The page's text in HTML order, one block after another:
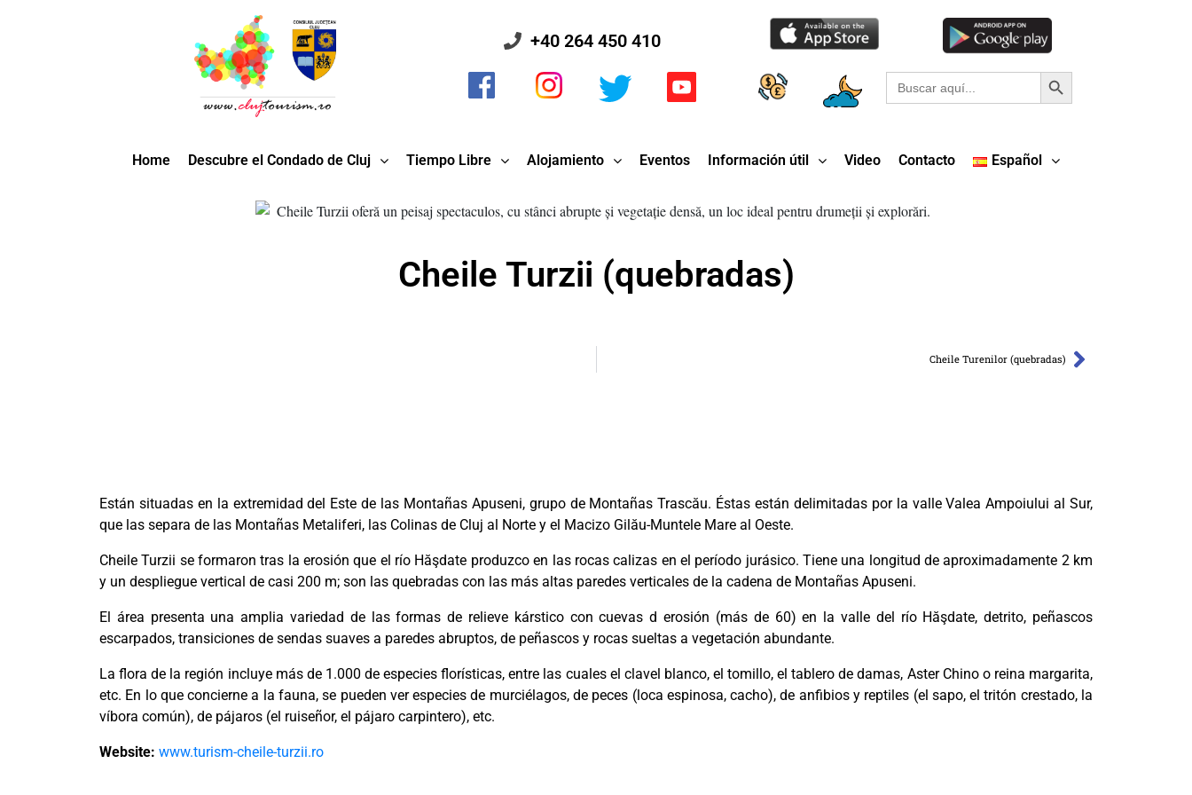
+40 264 450 410
Buscar: Botón de búsqueda
Home Descubre el Condado de Cluj Tiempo Libre Alojamiento Eventos Información útil Video Contacto Español
Cheile Turzii (quebradas)
Cheile Turenilor (quebradas)
Están situadas en la extremidad del Este de las Montañas Apuseni, grupo de Montañas Trascău. Éstas están delimitadas por la valle Valea Ampoiului al Sur,
que las separa de las Montañas Metaliferi, las Colinas de Cluj al Norte y el Macizo Gilău-Muntele Mare al Oeste.
Cheile Turzii se formaron tras la erosión que el río Hăşdate produzco en las rocas calizas en el período jurásico. Tiene una longitud de aproximadamente 2 km
y un despliegue vertical de casi 200 m; son las quebradas con las más altas paredes verticales de la cadena de Montañas Apuseni.
El área presenta una amplia variedad de las formas de relieve kárstico con cuevas d erosión (más de 60) en la valle del río Hăşdate, detrito, peñascos
escarpados, transiciones de sendas suaves a paredes abruptos, de peñascos y rocas sueltas a vegetación abundante.
La flora de la región incluye más de 1.000 de especies florísticas, entre las cuales el clavel blanco, el tomillo, el tablero de damas, Aster Chino o reina margarita,
etc. En lo que concierne a la fauna, se pueden ver especies de murciélagos, de peces (loca espinosa, cacho), de anfibios y reptiles (el sapo, el tritón crestado, la
víbora común), de pájaros (el ruiseñor, el pájaro carpintero), etc.
Website: www.turism-cheile-turzii.ro